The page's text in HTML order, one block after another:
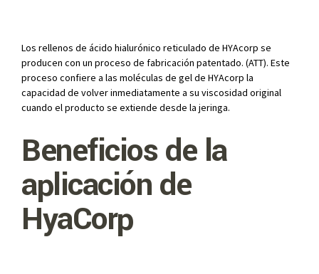
Los rellenos de ácido hialurónico reticulado de HYAcorp se
producen con un proceso de fabricación patentado. (ATT). Este
proceso confiere a las moléculas de gel de HYAcorp la
capacidad de volver inmediatamente a su viscosidad original
cuando el producto se extiende desde la jeringa.
Beneficios de la
aplicación de
HyaCorp